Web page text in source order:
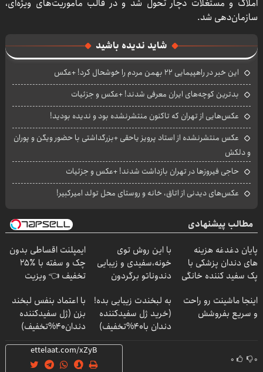
املاک و مستغلات دچار تحول شد و در قالب ماموریت‌های ویژه‌ای،
سازمان‌دهی شد.
شاید ندیده باشید
این خبر در راهپیمایی ۲۲ بهمن مردم را خوشحال کرد! +عکس
بدترین کوچه‌های ایران معرفی شدند! +عکس و جزئیات
عکس‌هایی از تهران که تاکنون منتشرنشده بود و ندیده بودید!
عکس منتشرنشده از استاد پرویز یاحقی +بزرگداشتی با حضور ویگن و پوران
و دلکش
حاجی فیروزها در تهران بازداشت شدند! +عکس و جزئیات
عکس‌های دیدنی از اتاق، خانه و روستای محل تولد امیرکبیر!
مطالب پیشنهادی
پایان دغدغه هزینه
های دندان پزشکی با
پک سفید کننده خانگی
با این روش توی
خونه،سفیدی و زیبایی
دندوناتو برگردون
ایمپلنت اقساطی بدون
چک و سفته با ٪۲۵
تخفیف 👈 ویزیت
اینجا ماشینت رو راحت
و سریع بفروشش
به لبخندت زیبایی بده!
(خرید ژل سفیدکننده
دندان با40%تخفیف)
با اعتماد بنفس لبخند
بزن (ژل سفیدکننده
دندان40%تخفیف)
۰ ۰